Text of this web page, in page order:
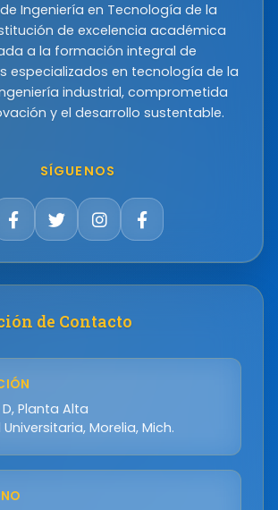
Ingeniería en Tecnología de la
de excelencia académica
a la formación integral de
especializados en tecnología de la
industrial, comprometida
y el desarrollo sustentable.
SÍGUENOS
de Contacto
Planta Alta
Morelia, Mich.